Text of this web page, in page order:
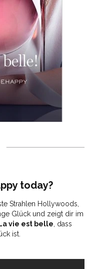
today?
Strahlen Hollywoods,
Glück und zeigt dir im
La vie est belle , dass
ist.